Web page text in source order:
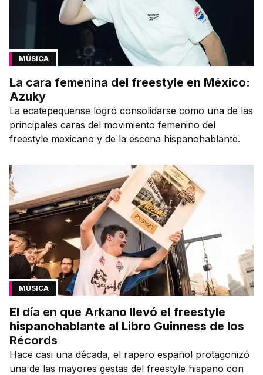
MÚSICA
La cara femenina del freestyle en México:
Azuky
La ecatepequense logró consolidarse como una de las
principales caras del movimiento femenino del
freestyle mexicano y de la escena hispanohablante.
MÚSICA
El día en que Arkano llevó el freestyle
hispanohablante al Libro Guinness de los
Récords
Hace casi una década, el rapero español protagonizó
una de las mayores gestas del freestyle hispano con